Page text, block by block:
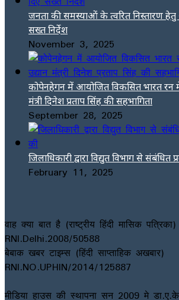
जनता की समस्याओं के त्वरित निस्तारण हेतु
सख्त निर्देश
November 3, 2025
कोपेनहेगन में आयोजित विकसित भारत रन में
मंत्री दिनेश प्रताप सिंह की सहभागिता
September 28, 2025
जिलाधिकारी द्वारा विद्युत विभाग से संबंधित
February 11, 2025
वाह क्या बात है (राष्ट्रीय हिंदी मासिक पत्रिका)
RNI.Delhi.2008/50588
बेबाक खबर टाइम्स (हिंदी साप्ताहिक अखबार)
RNI.NO.UPHIN/2014/125887
मीडिया हाउस की स्थापना सन 2009 मे